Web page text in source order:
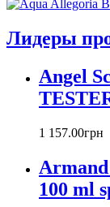
Atelier
Badgley
Banana
Barex
Beyonce
Biotherm
Blumarine
Лидеры
Angel
1 157.00грн
100 ml